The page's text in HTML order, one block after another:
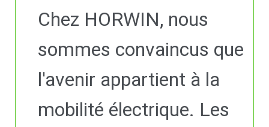
Chez HORWIN, nous
sommes convaincus que
l'avenir appartient à la
mobilité électrique. Les